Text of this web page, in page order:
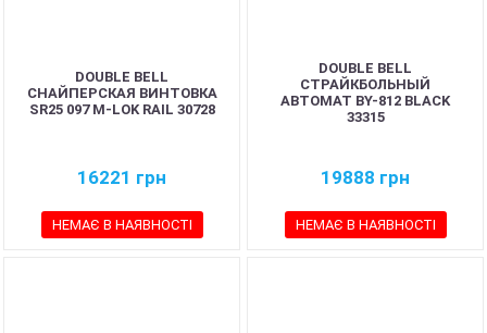
DOUBLE BELL
СНАЙПЕРСКАЯ ВИНТОВКА
SR25 097 M-LOK RAIL 30728
16221 грн
НЕМАЄ В НАЯВНОСТІ
DOUBLE BELL
СТРАЙКБОЛЬНЫЙ
АВТОМАТ BY-812 BLACK
33315
19888 грн
НЕМАЄ В НАЯВНОСТІ